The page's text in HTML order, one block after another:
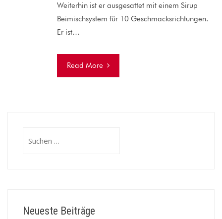
Weiterhin ist er ausgesattet mit einem Sirup
Beimischsystem für 10 Geschmacksrichtungen.
Er ist…
Read More
Neueste Beiträge